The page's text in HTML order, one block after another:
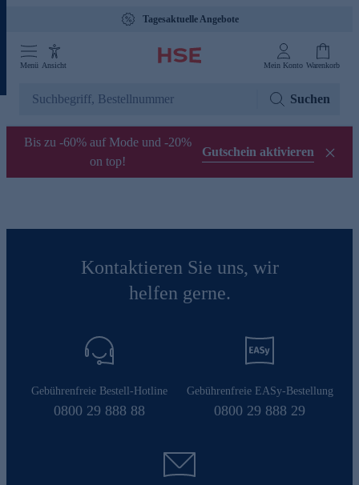
Tagesaktuelle Angebote
Menü Ansicht Mein Konto Warenkorb
Suchen
Bis zu -60% auf Mode und -20%
on top!
Gutschein aktivieren
Kontaktieren Sie uns, wir
helfen gerne.
Gebührenfreie Bestell-Hotline
0800 29 888 88
Gebührenfreie EASy-Bestellung
0800 29 888 29